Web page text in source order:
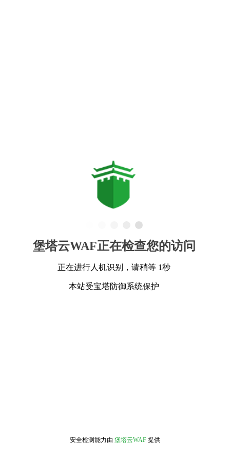
堡塔云WAF正在检查您的访问
正在进行人机识别，请稍等 1秒
本站受宝塔防御系统保护
安全检测能力由 堡塔云WAF 提供